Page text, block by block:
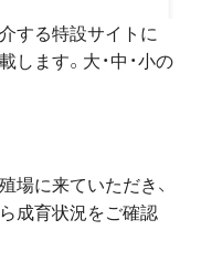
する特設サイトに
ます。大・中・小の
場に来ていただき、
成育状況をご確認